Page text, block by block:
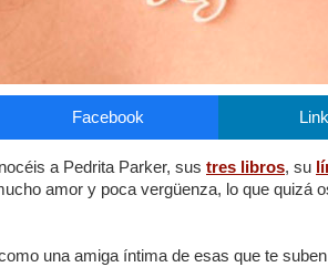
Facebook
a Pedrita Parker, sus tres libros, su
amor y poca vergüenza, lo que quizá
una amiga íntima de esas que te